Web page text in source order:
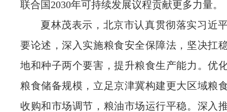
联合国2030年可持续发展议程贡献更多力量。
夏林茂表示，北京市认真贯彻落实习近
要论述，深入实施粮食安全保障法，坚决扛
地和种子两个要害，提升粮食生产能力。优
粮食储备规模，立足京津冀构建更大区域粮
收购和市场调节，粮油市场运行平稳。深入